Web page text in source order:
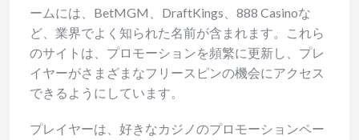
ームには、BetMGM、DraftKings、888 Casinoな
ど、業界でよく知られた名前が含まれます。これら
のサイトは、プロモーションを頻繁に更新し、プレ
イヤーがさまざまなフリースピンの機会にアクセス
できるようにしています。
プレイヤーは、好きなカジノのプロモーションペー